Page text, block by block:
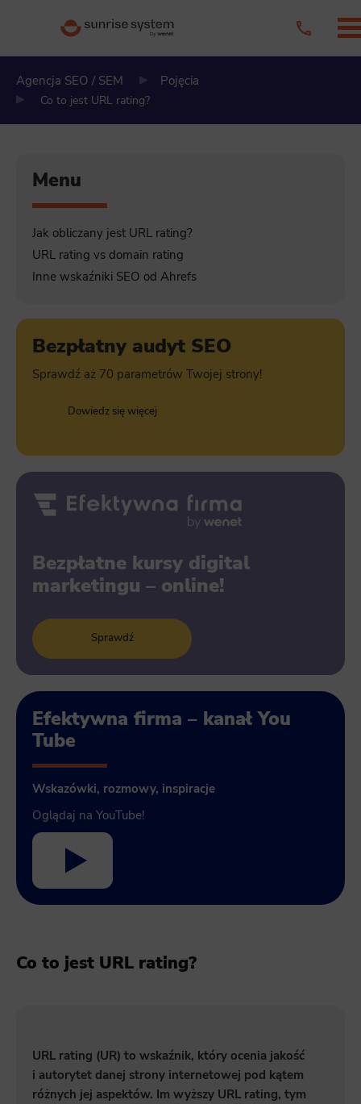
Agencja SEO / SEM
Pojęcia
Co to jest URL rating?
Menu
Jak obliczany jest URL rating?
URL rating vs domain rating
Inne wskaźniki SEO od Ahrefs
Bezpłatny audyt SEO
Sprawdź aż 70 parametrów Twojej strony!
Dowiedz się więcej
Bezpłatne kursy digital
marketingu – online!
Sprawdź
Efektywna firma – kanał You
Tube
Wskazówki, rozmowy, inspiracje
Oglądaj na YouTube!
Co to jest URL rating?
URL rating (UR) to wskaźnik, który ocenia jakość
i autorytet danej strony internetowej pod kątem
różnych jej aspektów. Im wyższy URL rating, tym